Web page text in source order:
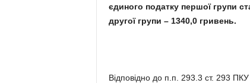
єдиного податку першої групи
другої групи – 1340,0 гривень.
Відповідно до п.п. 293.3 ст. 293 ПКУ